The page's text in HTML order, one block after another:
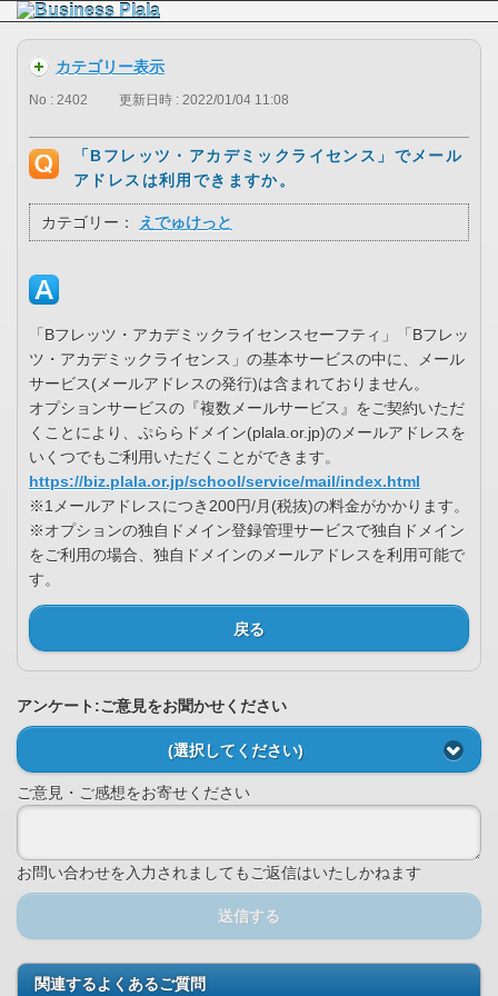
カテゴリー表示
No : 2402 更新日時 : 2022/01/04 11:08
「Bフレッツ・アカデミックライセンス」でメール
アドレスは利用できますか。
カテゴリー： えでゅけっと
「Bフレッツ・アカデミックライセンスセーフティ」「Bフレッ
ツ・アカデミックライセンス」の基本サービスの中に、メール
サービス(メールアドレスの発行)は含まれておりません。
オプションサービスの『複数メールサービス』をご契約いただ
くことにより、ぷららドメイン(plala.or.jp)のメールアドレスを
いくつでもご利用いただくことができます。
https://biz.plala.or.jp/school/service/mail/index.html
※1メールアドレスにつき200円/月(税抜)の料金がかかります。
※オプションの独自ドメイン登録管理サービスで独自ドメイン
をご利用の場合、独自ドメインのメールアドレスを利用可能で
す。
戻る
アンケート:ご意見をお聞かせください
(選択してください)
ご意見・ご感想をお寄せください
お問い合わせを入力されましてもご返信はいたしかねます
送信する
関連するよくあるご質問